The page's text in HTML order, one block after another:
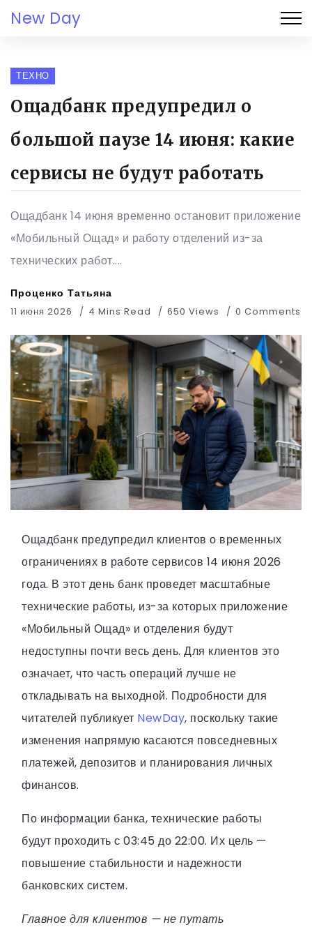
New Day
ТЕХНО
Ощадбанк предупредил о
большой паузе 14 июня: какие
сервисы не будут работать
Ощадбанк 14 июня временно остановит приложение
«Мобильный Ощад» и работу отделений из-за
технических работ....
Проценко Татьяна
11 июня 2026 4 Mins Read 650 Views 0 Comments
Ощадбанк предупредил клиентов о временных
ограничениях в работе сервисов 14 июня 2026
года. В этот день банк проведет масштабные
технические работы, из-за которых приложение
«Мобильный Ощад» и отделения будут
недоступны почти весь день. Для клиентов это
означает, что часть операций лучше не
откладывать на выходной. Подробности для
читателей публикует NewDay, поскольку такие
изменения напрямую касаются повседневных
платежей, депозитов и планирования личных
финансов.
По информации банка, технические работы
будут проходить с 03:45 до 22:00. Их цель —
повышение стабильности и надежности
банковских систем.
Главное для клиентов — не путать